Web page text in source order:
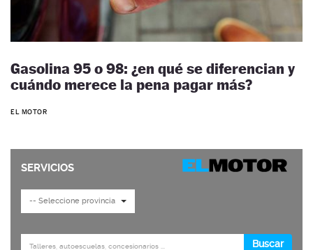
Gasolina 95 o 98: ¿en qué se diferencian y
cuándo merece la pena pagar más?
EL MOTOR